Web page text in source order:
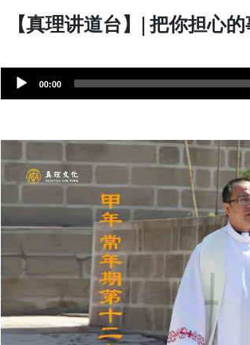
【真理讲道台】| 把你担心
Player
00:00